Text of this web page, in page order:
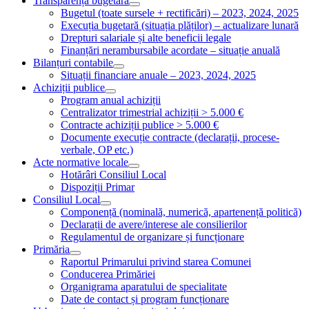
Bugetul (toate sursele + rectificări) – 2023, 2024, 2025
Execuția bugetară (situația plăților) – actualizare lunară
Drepturi salariale și alte beneficii legale
Finanțări nerambursabile acordate – situație anuală
Bilanțuri contabile
Situații financiare anuale – 2023, 2024, 2025
Achiziții publice
Program anual achiziții
Centralizator trimestrial achiziții > 5.000 €
Contracte achiziții publice > 5.000 €
Documente execuție contracte (declarații, procese-
verbale, OP etc.)
Acte normative locale
Hotărâri Consiliul Local
Dispoziții Primar
Consiliul Local
Componență (nominală, numerică, apartenență politică)
Declarații de avere/interese ale consilierilor
Regulamentul de organizare și funcționare
Primăria
Raportul Primarului privind starea Comunei
Conducerea Primăriei
Organigrama aparatului de specialitate
Date de contact și program funcționare